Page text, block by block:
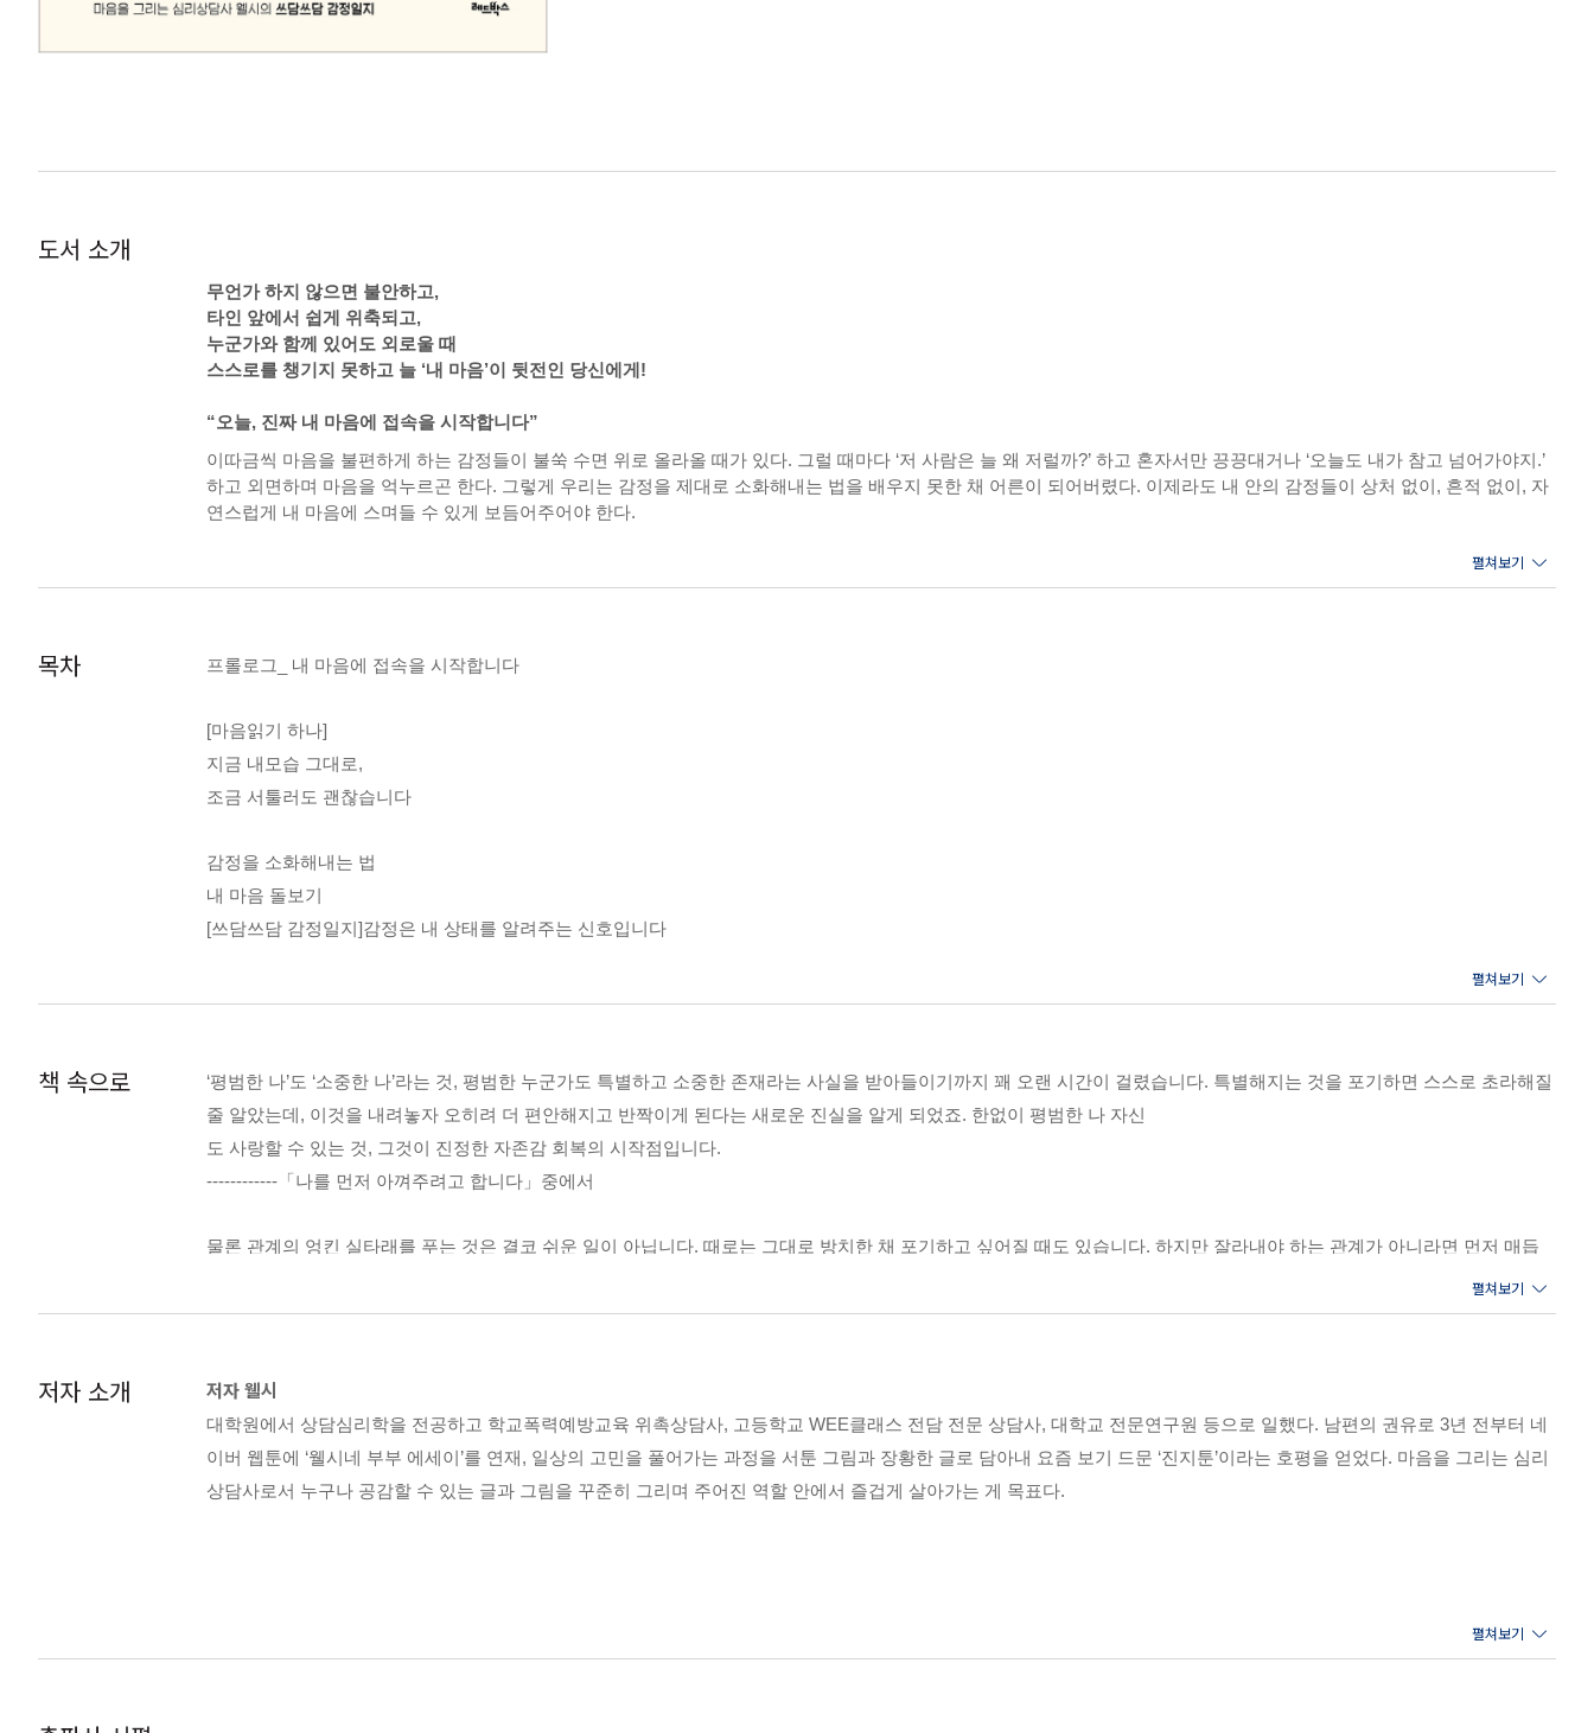
도서 소개
무언가 하지 않으면 불안하고,
타인 앞에서 쉽게 위축되고,
누군가와 함께 있어도 외로울 때
스스로를 챙기지 못하고 늘 ‘내 마음’이 뒷전인 당신에게!
“오늘, 진짜 내 마음에 접속을 시작합니다”
이따금씩 마음을 불편하게 하는 감정들이 불쑥 수면 위로 올라올 때가 있다. 그럴 때마다 ‘저 사람은 늘 왜 저럴까?’ 하고 혼자서만 끙끙대거나 ‘오늘도 내가 참고 넘어가야지.’
하고 외면하며 마음을 억누르곤 한다. 그렇게 우리는 감정을 제대로 소화해내는 법을 배우지 못한 채 어른이 되어버렸다. 이제라도 내 안의 감정들이 상처 없이, 흔적 없이, 자
연스럽게 내 마음에 스며들 수 있게 보듬어주어야 한다.
‘마음을 그리는 심리상담사’로 활약하고 있는 웰시 작가는 ‘감정이야말로 내 상태를 가장 잘 알려주는 신호’가 된다고 말한다. 더 이상 쿨한 척 외면하지 말고, 혼자서 끙끙 앓으
며 삭히지 말고, 어디서 온 감정인지 생각하며 가만히 바라봐주는 것이야말로 진짜 내 마음에 접속할 수 있는 방법이다. 오래 보아야 예쁘고 가까이 두어야 사랑스러운 건 어
이 책은 네이버에서 연재하는 웹툰 ‘웰시네 부부 에세이’ 중 독자들의 마음을 울린 에피소드들과 심리상담사로서 진솔한 고백을 담은 ‘쓰담쓰담 감정일지’ 에세이를 함께 엮어
내 마음과 크게 다르지 않은 일상의 크고 작은 고민거리를 풀어나가는 웰시의 이야기를 통해 어느 새 불편했던 마음의 짐들을 하나씩 내려놓고 조금은 더 홀가분해지는 것을
경험할 것이다.
목차 프롤로그_ 내 마음에 접속을 시작합니다
[마음읽기 하나]
지금 내모습 그대로,
조금 서툴러도 괜찮습니다
감정을 소화해내는 법
내 마음 돌보기
[쓰담쓰담 감정일지]감정은 내 상태를 알려주는 신호입니다
[쓰담쓰담 감정일지]서두르지 않아도 괜찮습니다
슬럼프에 여유 있게 대처하는 법
[쓰담쓰담 감정일지]나만의 처방전이 필요합니다
[쓰담쓰담 감정일지]조금 서툴러도 괜찮습니다
오늘은 내 마음이 먼저입니다
진짜 내 모습으로 산다는 것
[쓰담쓰담 감정일지]나만의 바탕색이 희미해질 때
울적한 날에 위로가 되어주는 사람
책 속으로
‘평범한 나’도 ‘소중한 나’라는 것, 평범한 누군가도 특별하고 소중한 존재라는 사실을 받아들이기까지 꽤 오랜 시간이 걸렸습니다. 특별해지는 것을 포기하면 스스로 초라해질
줄 알았는데, 이것을 내려놓자 오히려 더 편안해지고 반짝이게 된다는 새로운 진실을 알게 되었죠. 한없이 평범한 나 자신
도 사랑할 수 있는 것, 그것이 진정한 자존감 회복의 시작점입니다.
------------「나를 먼저 아껴주려고 합니다」중에서
물론 관계의 엉킨 실타래를 푸는 것은 결코 쉬운 일이 아닙니다. 때로는 그대로 방치한 채 포기하고 싶어질 때도 있습니다. 하지만 잘라내야 하는 관계가 아니라면 먼저 매듭
------------「관계의 매듭을 풀어가는 용기」중에서
때로는 지금 보내는 시간의 의미에 집착하는 것이 우리를 힘들게 합니다. 시간의 의미는 하루하루를 모은 모자이크와 같아서 그 조각들이 모인 후에야 비로소 완성된 그림을
저자 소개 저자 웰시
대학원에서 상담심리학을 전공하고 학교폭력예방교육 위촉상담사, 고등학교 WEE클래스 전담 전문 상담사, 대학교 전문연구원 등으로 일했다. 남편의 권유로 3년 전부터 네
이버 웹툰에 ‘웰시네 부부 에세이’를 연재, 일상의 고민을 풀어가는 과정을 서툰 그림과 장황한 글로 담아내 요즘 보기 드문 ‘진지툰’이라는 호평을 얻었다. 마음을 그리는 심리
상담사로서 누구나 공감할 수 있는 글과 그림을 꾸준히 그리며 주어진 역할 안에서 즐겁게 살아가는 게 목표다.